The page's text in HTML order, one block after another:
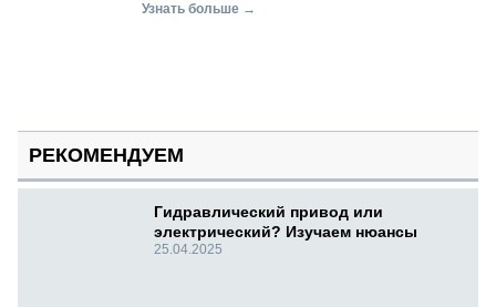
Узнать больше →
РЕКОМЕНДУЕМ
Гидравлический привод или
электрический? Изучаем нюансы
25.04.2025